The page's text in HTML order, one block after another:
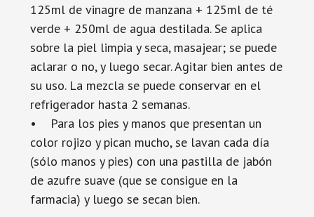
125ml de vinagre de manzana + 125ml de té
verde + 250ml de agua destilada. Se aplica
sobre la piel limpia y seca, masajear; se puede
aclarar o no, y luego secar. Agitar bien antes de
su uso. La mezcla se puede conservar en el
refrigerador hasta 2 semanas.
• Para los pies y manos que presentan un
color rojizo y pican mucho, se lavan cada día
(sólo manos y pies) con una pastilla de jabón
de azufre suave (que se consigue en la
farmacia) y luego se secan bien.